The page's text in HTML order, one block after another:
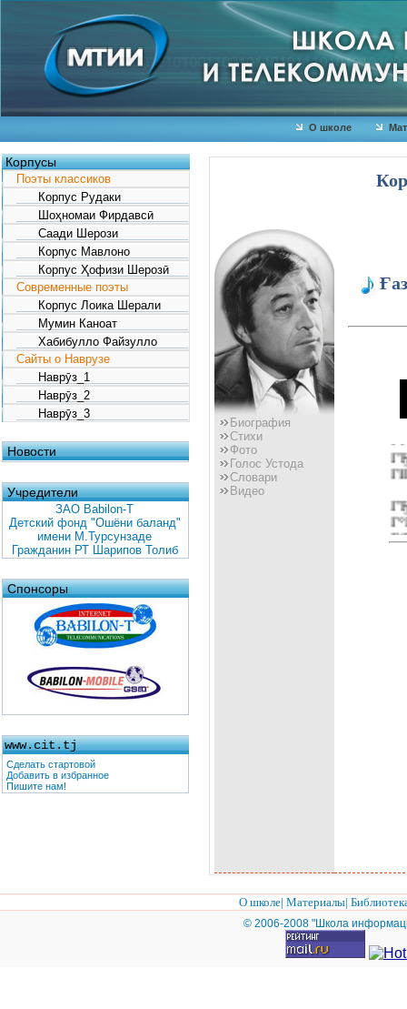
О школе
Корпусы
Поэты классиков
Корпус Рудаки
Шоҳномаи Фирдавсӣ
Саади Шерози
Корпус Мавлоно
Корпус Ҳофизи Шерозӣ
Современные поэты
Корпус Лоика Шерали
Мумин Каноат
Хабибулло Файзулло
Сайты о Наврузе
Наврӯз_1
Наврӯз_2
Наврӯз_3
Новости
Учредители
ЗАО Babilon-T
Детский фонд "Ошёни баланд"
имени М.Турсунзаде
Гражданин РТ Шарипов Толиб
Спонсоры
www.cit.tj
Сделать стартовой
Добавить в избранное
Пишите нам!
Биография
Стихи
Фото
Голос Устода
Словари
Видео
О школе| Материалы|
© 2006-2008 "Школа